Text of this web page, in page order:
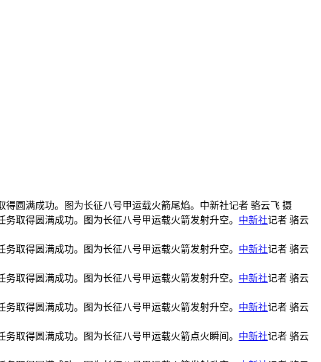
圆满成功。图为长征八号甲运载火箭尾焰。中新社记者 骆云飞 摄
取得圆满成功。图为长征八号甲运载火箭发射升空。 中新社记者 骆云
取得圆满成功。图为长征八号甲运载火箭发射升空。 中新社记者 骆云
取得圆满成功。图为长征八号甲运载火箭发射升空。 中新社记者 骆云
取得圆满成功。图为长征八号甲运载火箭发射升空。 中新社记者 骆云
取得圆满成功。图为长征八号甲运载火箭点火瞬间。 中新社记者 骆云